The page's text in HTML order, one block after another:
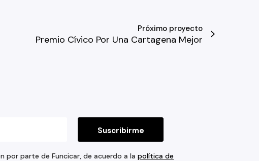
Próximo proyecto
Premio Cívico Por Una Cartagena Mejor
por parte de Funcicar, de acuerdo a lapolítica de